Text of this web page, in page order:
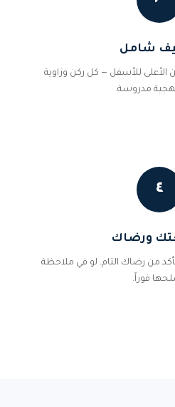
شامل
الأعلى للأسفل — كل ركن وزاوية
مدروسة.
٤
ورضاك
من رضاك التام. لو في ملاحظة
فوراً.